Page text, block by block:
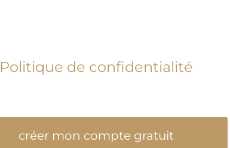
Politique de confidentialité
créer mon compte gratuit